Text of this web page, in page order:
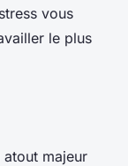
vous
le plus
atout majeur